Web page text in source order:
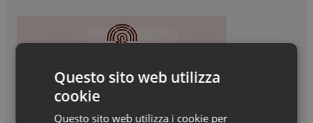
Questo sito web utilizza
cookie
Questo sito web utilizza i cookie per